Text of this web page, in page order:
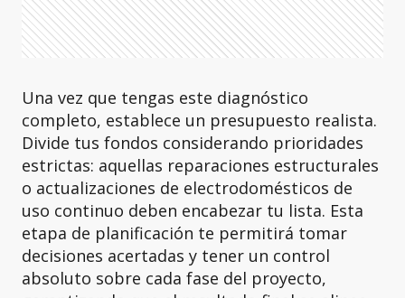
Una vez que tengas este diagnóstico
completo, establece un presupuesto realista.
Divide tus fondos considerando prioridades
estrictas: aquellas reparaciones estructurales
o actualizaciones de electrodomésticos de
uso continuo deben encabezar tu lista. Esta
etapa de planificación te permitirá tomar
decisiones acertadas y tener un control
absoluto sobre cada fase del proyecto,